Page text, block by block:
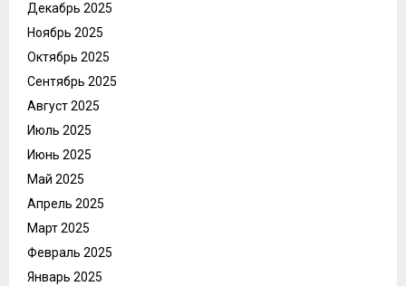
Декабрь 2025
Ноябрь 2025
Октябрь 2025
Сентябрь 2025
Август 2025
Июль 2025
Июнь 2025
Май 2025
Апрель 2025
Март 2025
Февраль 2025
Январь 2025